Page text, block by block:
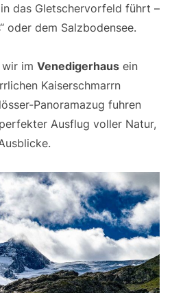
das Gletschervorfeld führt –
oder dem Salzbodensee.
im Venedigerhausein
Kaiserschmarrn
Panoramazug fuhren
Ausflug voller Natur,